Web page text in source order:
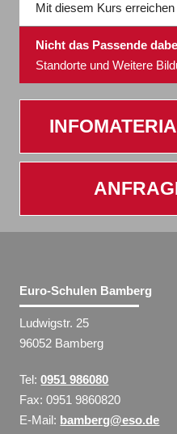
Mit diesem Kurs
Nicht das Passende
Standorte und Weitere
Euro-Schulen Bamberg
Ludwigstr. 25
96052 Bamberg
Tel:0951 986080
Fax: 0951 9860820
E-Mail: bamberg@eso.de